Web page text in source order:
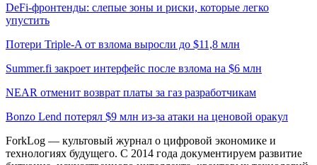
DeFi-фронтенды: слепые зоны и риски, которые легко
упустить
Потери Triple-A от взлома выросли до $11,8 млн
Summer.fi закроет интерфейс после взлома на $6 млн
NEAR отменит возврат платы за газ разработчикам
Bonzo Lend потерял $9 млн из-за атаки на ценовой оракул
ForkLog — культовый журнал о цифровой экономике и
технологиях будущего. С 2014 года документируем развитие